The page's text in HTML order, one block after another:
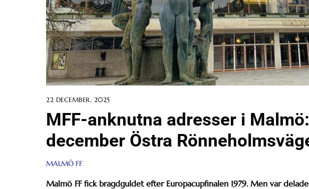
22 DECEMBER, 2025
MFF-anknutna adresser i
december Östra
MALMÖ FF
Malmö FF fick bragdguldet efter Europacupfinalen 1979. Men var